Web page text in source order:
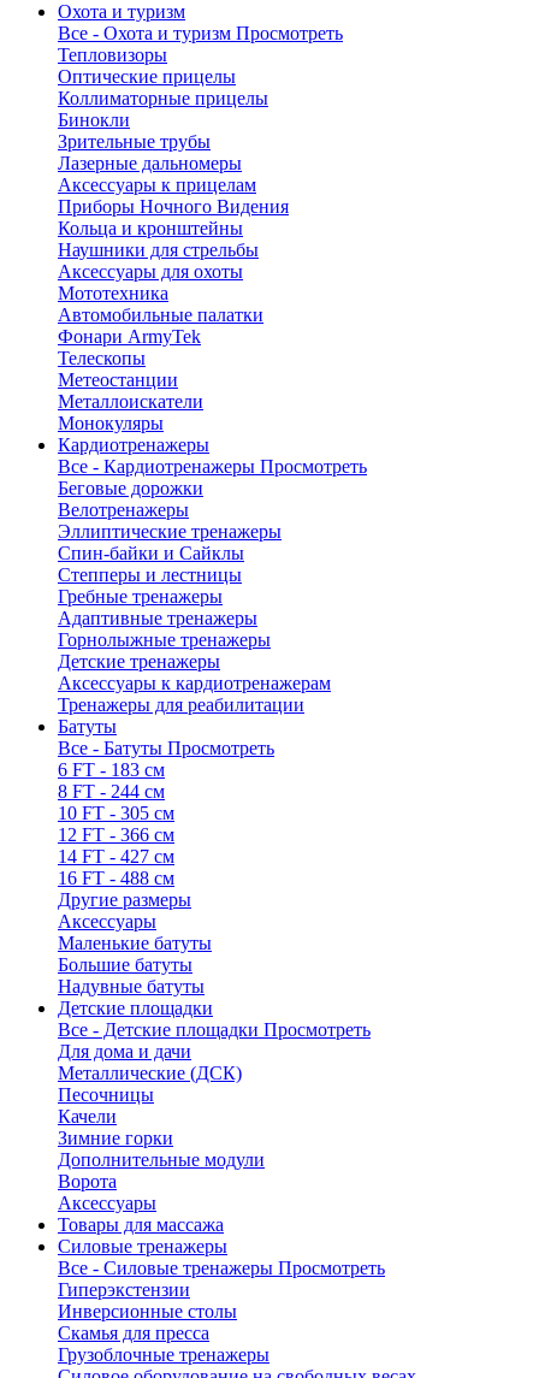
Охота и туризм
Все - Охота и туризм Просмотреть
Тепловизоры
Оптические прицелы
Коллиматорные прицелы
Бинокли
Зрительные трубы
Лазерные дальномеры
Аксессуары к прицелам
Приборы Ночного Видения
Кольца и кронштейны
Наушники для стрельбы
Аксессуары для охоты
Мототехника
Автомобильные палатки
Фонари ArmyTek
Телескопы
Метеостанции
Металлоискатели
Монокуляры
Кардиотренажеры
Все - Кардиотренажеры Просмотреть
Беговые дорожки
Велотренажеры
Эллиптические тренажеры
Спин-байки и Сайклы
Степперы и лестницы
Гребные тренажеры
Адаптивные тренажеры
Горнолыжные тренажеры
Детские тренажеры
Аксессуары к кардиотренажерам
Тренажеры для реабилитации
Батуты
Все - Батуты Просмотреть
6 FT - 183 см
8 FT - 244 см
10 FT - 305 см
12 FT - 366 см
14 FT - 427 см
16 FT - 488 см
Другие размеры
Аксессуары
Маленькие батуты
Большие батуты
Надувные батуты
Детские площадки
Все - Детские площадки Просмотреть
Для дома и дачи
Металлические (ДСК)
Песочницы
Качели
Зимние горки
Дополнительные модули
Ворота
Аксессуары
Товары для массажа
Силовые тренажеры
Все - Силовые тренажеры Просмотреть
Гиперэкстензии
Инверсионные столы
Скамья для пресса
Грузоблочные тренажеры